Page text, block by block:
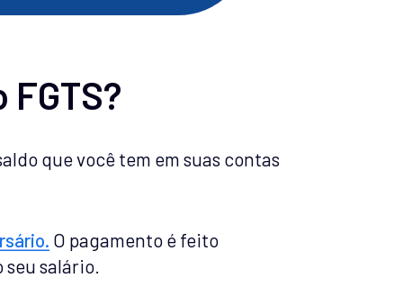
que você tem em suas contas
O pagamento é feito
salário.